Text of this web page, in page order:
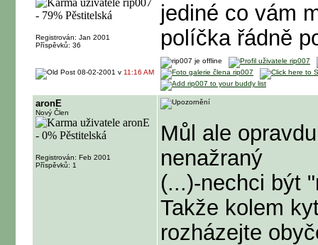
Registrován: Jan 2001
Příspěvků: 36
jediné co vám
políčka řádně
08-02-2001 v 11:16 AM
aronE
Nový Člen
Registrován: Feb 2001
Příspěvků: 1
Můl ale
nenažraný
(...)-nechci být
Takže kolem
rozházejte